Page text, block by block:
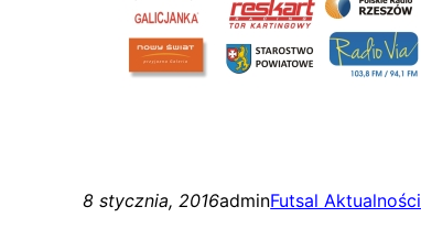
8 stycznia, 2016adminFutsal Aktualności